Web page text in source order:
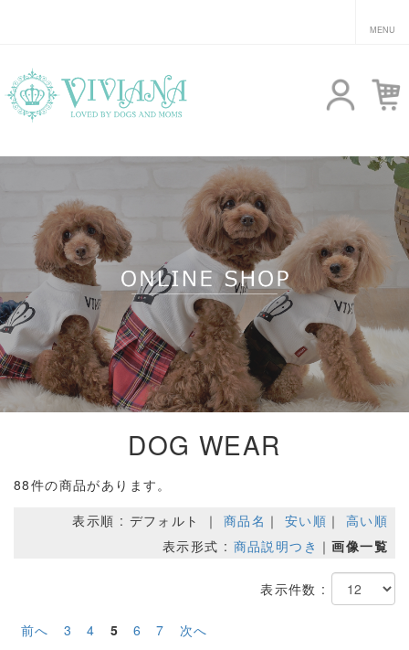
DOG WEAR
88件の商品があります。
表示順 : デフォルト ｜ 商品名 ｜ 安い順 ｜ 高い順
表示形式 : 商品説明つき ｜画像一覧
表示件数 :
前へ 3 4 5 6 7 次へ